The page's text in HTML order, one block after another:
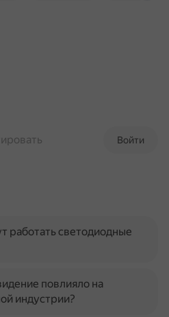
Войти
работать светодиодные
повлияло на
индустрии?